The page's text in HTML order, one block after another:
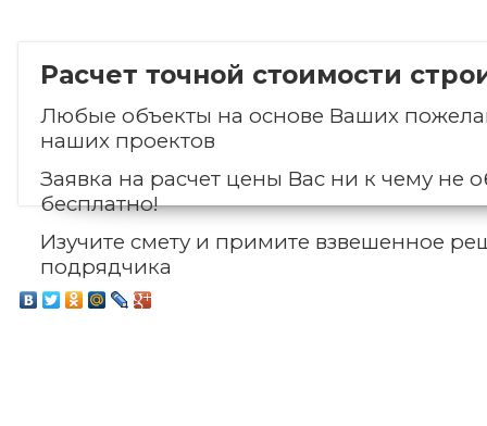
Расчет точной стоимости
Любые объекты на основе Ваших
наших проектов
Заявка на расчет цены Вас ни к чему не
бесплатно!
Изучите смету и примите взвешенное
подрядчика